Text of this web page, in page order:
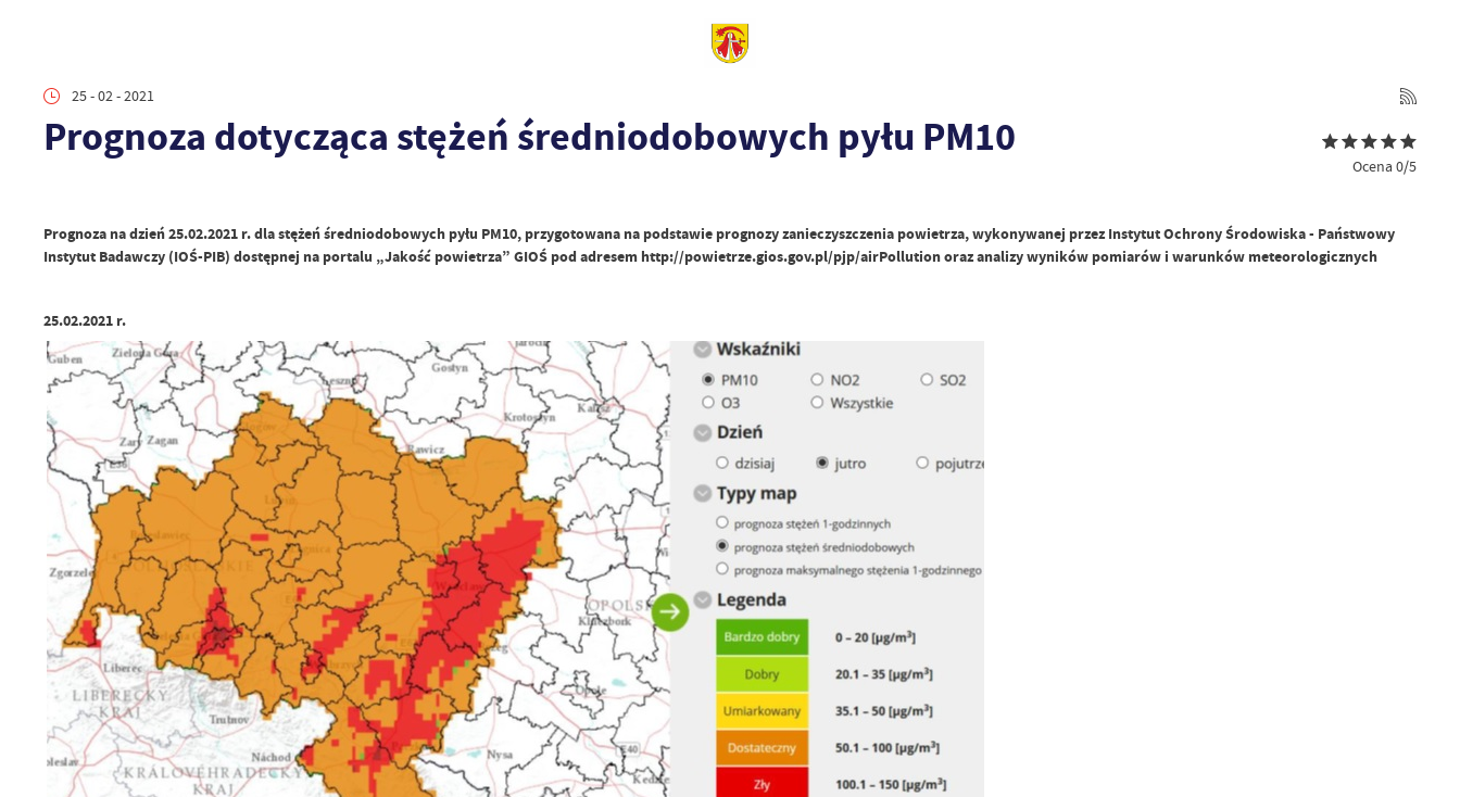
25 - 02 - 2021
Prognoza dotycząca stężeń średniodobowych pyłu PM10
Ocena 0/5
Prognoza na dzień 25.02.2021 r. dla stężeń średniodobowych pyłu PM10, przygotowana na podstawie prognozy zanieczyszczenia powietrza, wykonywanej przez Instytut Ochrony Środowiska - Państwowy
Instytut Badawczy (IOŚ-PIB) dostępnej na portalu „Jakość powietrza” GIOŚ pod adresem http://powietrze.gios.gov.pl/pjp/airPollution oraz analizy wyników pomiarów i warunków meteorologicznych
25.02.2021 r.